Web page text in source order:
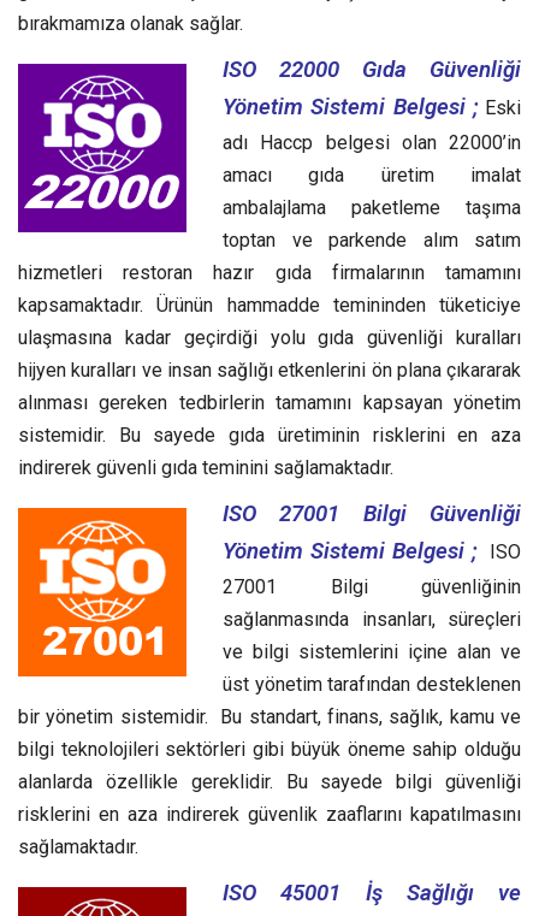
bırakmamıza olanak sağlar.
ISO 22000 Gıda Güvenliği
Yönetim Sistemi Belgesi ; Eski
adı Haccp belgesi olan 22000’in
amacı gıda üretim imalat
ambalajlama paketleme taşıma
toptan ve parkende alım satım
hizmetleri restoran hazır gıda firmalarının tamamını
kapsamaktadır. Ürünün hammadde temininden tüketiciye
ulaşmasına kadar geçirdiği yolu gıda güvenliği kuralları
hijyen kuralları ve insan sağlığı etkenlerini ön plana çıkararak
alınması gereken tedbirlerin tamamını kapsayan yönetim
sistemidir. Bu sayede gıda üretiminin risklerini en aza
indirerek güvenli gıda teminini sağlamaktadır.
ISO 27001 Bilgi Güvenliği
Yönetim Sistemi Belgesi ;
ISO
27001 Bilgi güvenliğinin
sağlanmasında insanları, süreçleri
ve bilgi sistemlerini içine alan ve
üst yönetim tarafından desteklenen
bir yönetim sistemidir. Bu standart, finans, sağlık, kamu ve
bilgi teknolojileri sektörleri gibi büyük öneme sahip olduğu
alanlarda özellikle gereklidir. Bu sayede bilgi güvenliği
risklerini en aza indirerek güvenlik zaaflarını kapatılmasını
sağlamaktadır.
ISO 45001 İş Sağlığı ve